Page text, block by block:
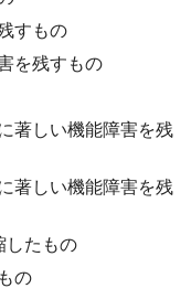
すもの
を残すもの
著しい機能障害を残
著しい機能障害を残
したもの
の